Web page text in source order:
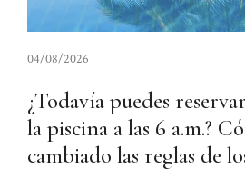
04/08/2026
¿Todavía puedes
la piscina a las 6 a.m.?
cambiado las reglas de